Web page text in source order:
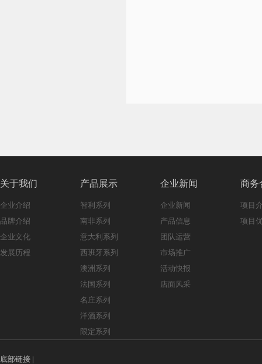
关于我们
企业介绍
品牌介绍
企业文化
发展历程
产品展示
智利系列
南非系列
意大利系列
西班牙系列
澳洲系列
法国系列
名庄系列
洋酒系列
限定系列
企业新闻
企业新闻
产品信息
团队运营
市场推广
活动快报
店面风采
商务
项目
项目
底部链接 |